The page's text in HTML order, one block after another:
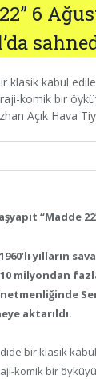
6
klasik kabul
komik bir
Açık Hava
“Madde
yılların
10 milyondan
aktarıldı.
bir klasik
komik bir